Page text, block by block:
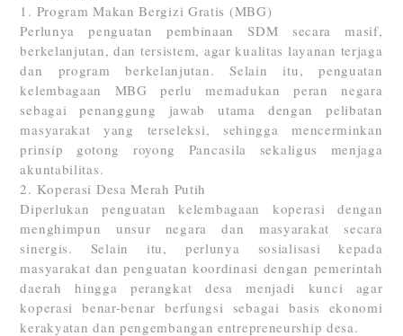
1. Program Makan Bergizi Gratis (MBG)
Perlunya penguatan pembinaan SDM secara masif,
berkelanjutan, dan tersistem, agar kualitas layanan terjaga
dan program berkelanjutan. Selain itu, penguatan
kelembagaan MBG perlu memadukan peran negara
sebagai penanggung jawab utama dengan pelibatan
masyarakat yang terseleksi, sehingga mencerminkan
prinsip gotong royong Pancasila sekaligus menjaga
akuntabilitas.
2. Koperasi Desa Merah Putih
Diperlukan penguatan kelembagaan koperasi dengan
menghimpun unsur negara dan masyarakat secara
sinergis. Selain itu, perlunya sosialisasi kepada
masyarakat dan penguatan koordinasi dengan pemerintah
daerah hingga perangkat desa menjadi kunci agar
koperasi benar-benar berfungsi sebagai basis ekonomi
kerakyatan dan pengembangan entrepreneurship desa.